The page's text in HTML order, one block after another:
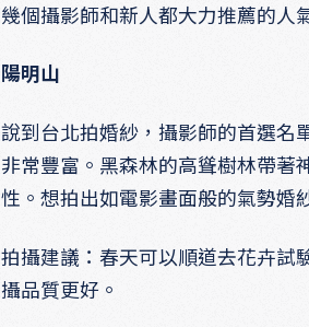
幾個攝影師和新人都大力推薦的人
陽明山
說到台北拍婚紗，攝影師的首選名
非常豐富。黑森林的高聳樹林帶著
性。想拍出如電影畫面般的氣勢婚
拍攝建議：春天可以順道去花卉試
攝品質更好。